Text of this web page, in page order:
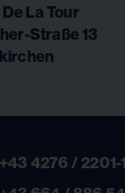
La Tour
Straße 13
+43 4276 /